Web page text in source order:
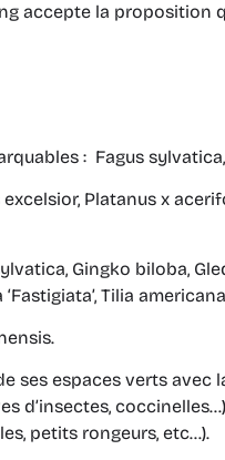
accepte la proposition
: Fagus
Platanus x
Gingko biloba,
Tilia
ses espaces verts avec
petits rongeurs, etc…).